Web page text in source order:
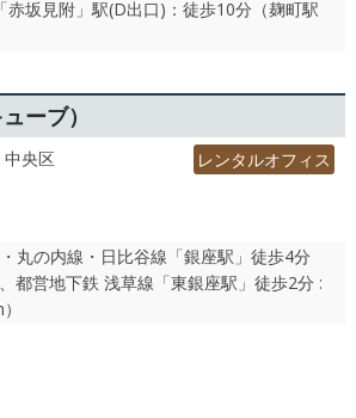
赤坂見附」駅(D出口)：徒歩10分（麹町駅
ーブ）
中央区 レンタルオフィス
丸の内線・日比谷線「銀座駅」徒歩4分
都営地下鉄 浅草線「東銀座駅」徒歩2分 :